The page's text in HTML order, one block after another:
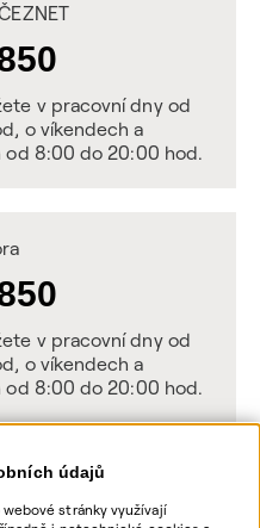
údajů
webové stránky využívají
v pracovní dny od
o víkendech a
8:00 do 20:00 hod.
v pracovní dny od
o víkendech a
8:00 do 20:00 hod.